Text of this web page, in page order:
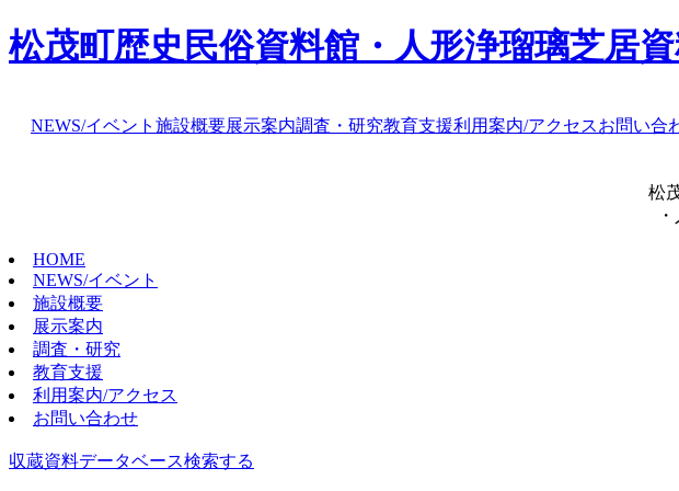
松茂町歴史民俗資料館・人形浄瑠璃芝居
NEWS/イベント 施設概要展示案内調査・研究教育支援利用案内/アクセスお問い合
松
HOME
NEWS/イベント
施設概要
展示案内
調査・研究
教育支援
利用案内/アクセス
お問い合わせ
収蔵資料データベース検索する